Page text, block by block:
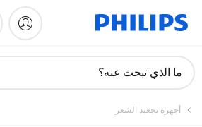
دعم
ما الذي تبحث عنه؟
أجهزة تجعيد الشعر